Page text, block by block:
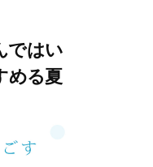
ではい
める夏